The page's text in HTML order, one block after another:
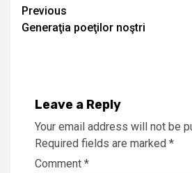
Continue
Reading
Previous
Generaţia poeţilor noştri
Leave a Reply
Your email address will not be
Required fields are marked *
Comment *